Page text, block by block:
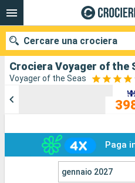
Voyager of the Seas
Paga
gennaio 2027
Cercare una crociera
Mesi di partenza
Porti